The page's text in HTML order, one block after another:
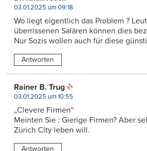
03.01.2025 um 09:18
Wo liegt eigentlich das Problem ?
überrissenen Salären können dies
Nur Sozis wollen auch für diese
Antworten
Rainer B. Trug
03.01.2025 um 10:55
„Clevere Firmen“
Meinten Sie : Gierige Firmen? Aber
Zürich City leben will.
Antworten